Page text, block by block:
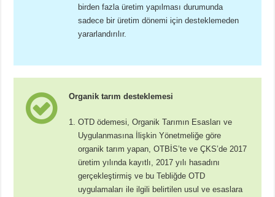
birden fazla üretim yapılması durumunda
sadece bir üretim dönemi için desteklemeden
yararlandırılır.
Organik tarım desteklemesi
OTD ödemesi, Organik Tarımın Esasları ve
Uygulanmasına İlişkin Yönetmeliğe göre
organik tarım yapan, OTBİS’te ve ÇKS’de 2017
üretim yılında kayıtlı, 2017 yılı hasadını
gerçekleştirmiş ve bu Tebliğde OTD
uygulamaları ile ilgili belirtilen usul ve esaslara